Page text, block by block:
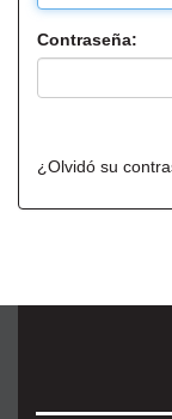
Contraseña:
¿Olvidó su